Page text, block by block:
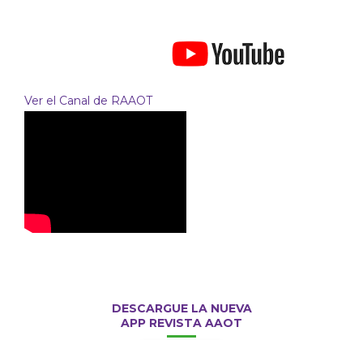
Ver el Canal de RAAOT
DESCARGUE LA NUEVA
APP REVISTA AAOT